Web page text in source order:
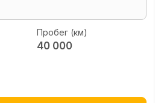
Пробег (км)
40 000